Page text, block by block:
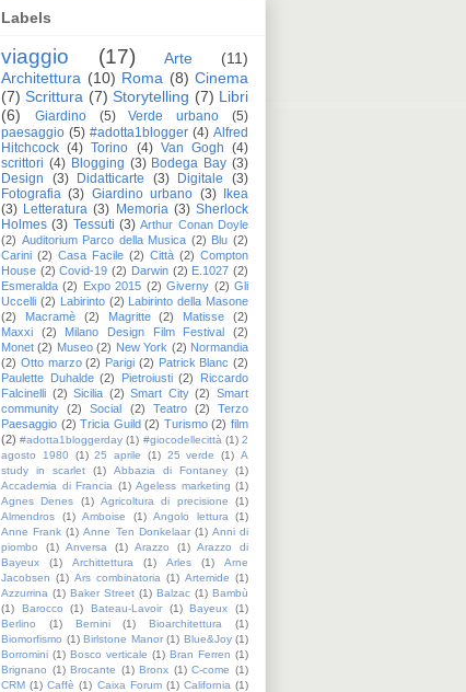
Labels
viaggio (17) Arte
(11)
Architettura (10) Roma (8) Cinema
(7) Scrittura (7) Storytelling (7) Libri
(6)
Giardino (5) Verde urbano
(5)
paesaggio (5) #adotta1blogger (4) Alfred
Hitchcock (4) Torino (4) Van Gogh (4)
scrittori (4) Blogging (3) Bodega Bay (3)
Design
(3) Didatticarte (3) Digitale
(3)
Fotografia (3) Giardino urbano (3) Ikea
(3) Letteratura (3) Memoria (3) Sherlock
Holmes (3) Tessuti (3) Arthur Conan Doyle
(2) Auditorium Parco della Musica (2) Blu (2)
Carini (2) Casa Facile (2) Città (2) Compton
House (2) Covid-19 (2) Darwin (2) E.1027 (2)
Esmeralda (2) Expo 2015 (2) Giverny (2) Gli
Uccelli (2) Labirinto (2) Labirinto della Masone
(2)
Macramè (2) Magritte (2) Matisse
(2)
Maxxi
(2) Milano Design Film Festival
(2)
Monet (2) Museo (2) New York (2) Normandia
(2) Otto marzo (2) Parigi (2) Patrick Blanc (2)
Paulette Duhalde (2) Pietroiusti (2)
Riccardo
Falcinelli (2) Sicilia (2) Smart City (2) Smart
community (2) Social (2) Teatro (2)
Terzo
Paesaggio (2) Tricia Guild (2) Turismo (2) film
(2) #adotta1bloggerday (1) #giocodellecittà (1) 2
agosto 1980
(1) 25 aprile (1) 25 verde (1) A
study in scarlet
(1) Abbazia di Fontaney
(1)
Accademia di Francia (1) Ageless marketing (1)
Agnes Denes
(1) Agricoltura di precisione
(1)
Almendros
(1) Amboise (1) Angolo lettura
(1)
Anne Frank (1) Anne Ten Donkelaar (1) Anni di
piombo
(1) Anversa (1) Arazzo (1) Arazzo di
Bayeux
(1) Archittettura (1) Arles (1)
Arne
Jacobsen (1) Ars combinatoria (1) Artemide (1)
Azzurrina (1) Baker Street (1) Balzac (1) Bambù
(1)
Barocco (1) Bateau-Lavoir (1) Bayeux
(1)
Berlino
(1) Bernini (1) Bioarchitettura
(1)
Biomorfismo (1) Birlstone Manor (1) Blue&Joy (1)
Borromini (1) Bosco verticale (1) Bran Ferren (1)
Brignano (1) Brocante (1) Bronx (1) C-come (1)
CRM (1) Caffè (1) Caixa Forum (1) California (1)